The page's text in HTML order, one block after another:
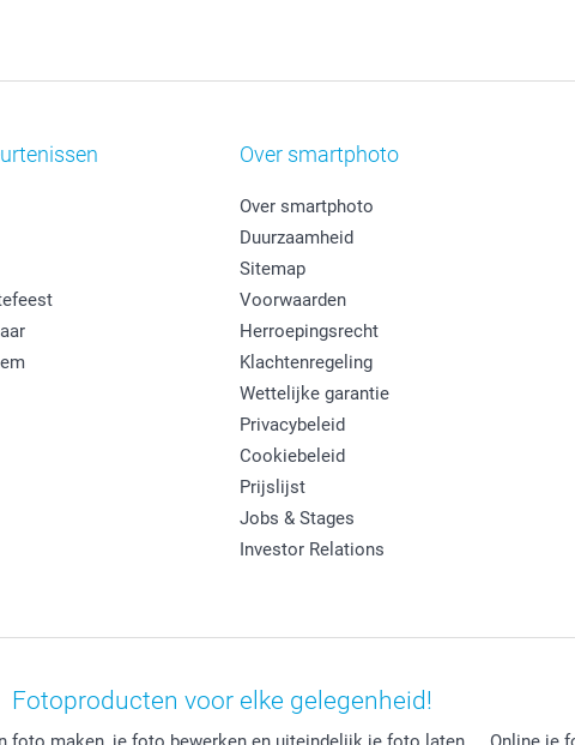
Over smartphoto
Over smartphoto
Duurzaamheid
Sitemap
Voorwaarden
Herroepingsrecht
Klachtenregeling
Wettelijke garantie
Privacybeleid
Cookiebeleid
Prijslijst
Jobs & Stages
Investor Relations
Fotoproducten voor elke gelegenheid!